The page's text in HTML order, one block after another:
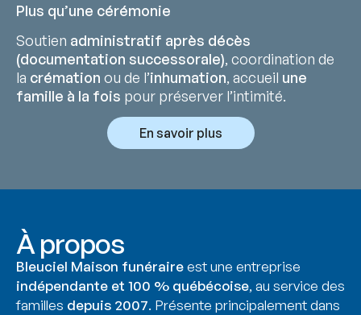
Plus qu’une cérémonie
Soutien administratif après décès
(documentation successorale), coordination de
la crémation ou de l’inhumation, accueil une
famille à la fois pour préserver l’intimité.
En savoir plus
À propos
Bleuciel Maison funéraireest une entreprise
indépendante et 100 % québécoise, au service des
familles depuis 2007. Présente principalement dans